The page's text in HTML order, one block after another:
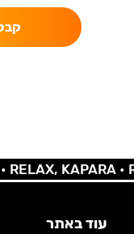
KAPARA •
עוד באתר